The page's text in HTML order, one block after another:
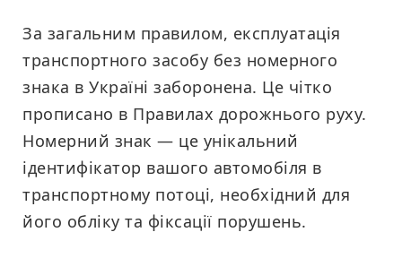
За загальним правилом, експлуатація
транспортного засобу без номерного
знака в Україні заборонена. Це чітко
прописано в Правилах дорожнього руху.
Номерний знак — це унікальний
ідентифікатор вашого автомобіля в
транспортному потоці, необхідний для
його обліку та фіксації порушень.